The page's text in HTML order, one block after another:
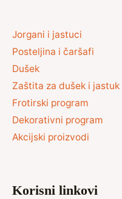
Jorgani i jastuci
Posteljina i čaršafi
Dušek
Zaštita za dušek i jastuk
Frotirski program
Dekorativni program
Akcijski proizvodi
Korisni linkovi